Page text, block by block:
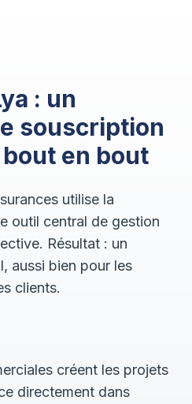
: un
souscription
en bout
utilise la
outil central de gestion
Résultat : un
aussi bien pour les
clients.
créent les projets
directement dans